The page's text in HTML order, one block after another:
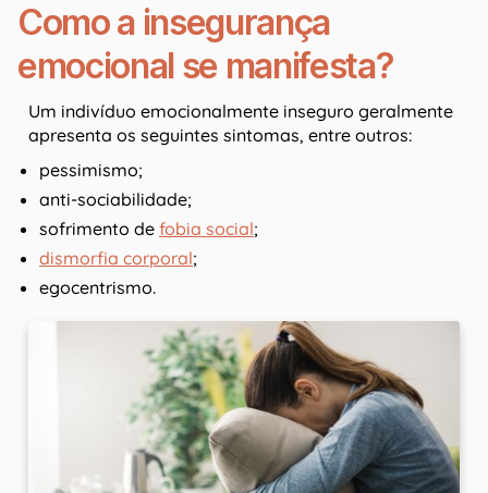
Como a insegurança
emocional se manifesta?
Um indivíduo emocionalmente inseguro geralmente
apresenta os seguintes sintomas, entre outros:
pessimismo;
anti-sociabilidade;
sofrimento de fobia social;
dismorfia corporal;
egocentrismo.